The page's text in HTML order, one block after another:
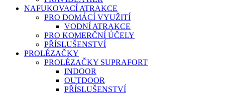
NAFUKOVACÍ ATRAKCE
PRO DOMÁCÍ VYUŽITÍ
VODNÍ ATRAKCE
PRO KOMERČNÍ ÚČELY
PŘÍSLUŠENSTVÍ
PROLÉZAČKY
PROLÉZAČKY SUPRAFORT
INDOOR
OUTDOOR
PŘÍSLUŠENSTVÍ